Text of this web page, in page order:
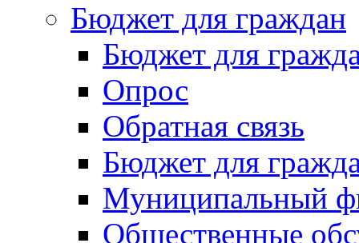
Бюджет для граждан
Бюджет для
Опрос
Обратная связь
Бюджет для
Муниципальный
Общественные